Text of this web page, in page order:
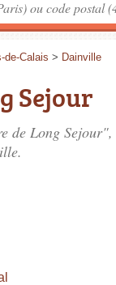
de-Calais > Dainville
Sejour
de Long